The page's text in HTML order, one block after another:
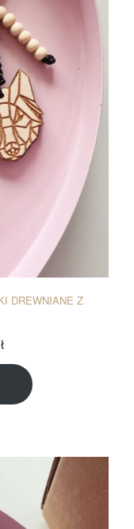
DREWNIANE Z